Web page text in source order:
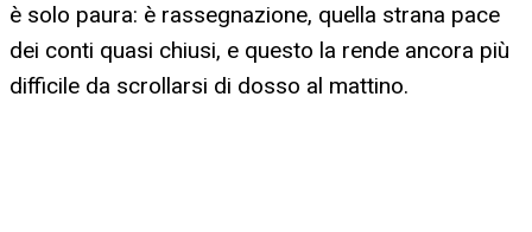
è solo paura: è rassegnazione, quella strana pace
dei conti quasi chiusi, e questo la rende ancora più
difficile da scrollarsi di dosso al mattino.